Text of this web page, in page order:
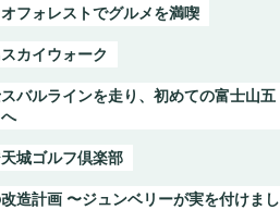
フォレストでグルメを満喫
カイウォーク
バルラインを走り、初めての富士山五
城ゴルフ倶楽部
造計画 〜ジュンベリーが実を付けまし